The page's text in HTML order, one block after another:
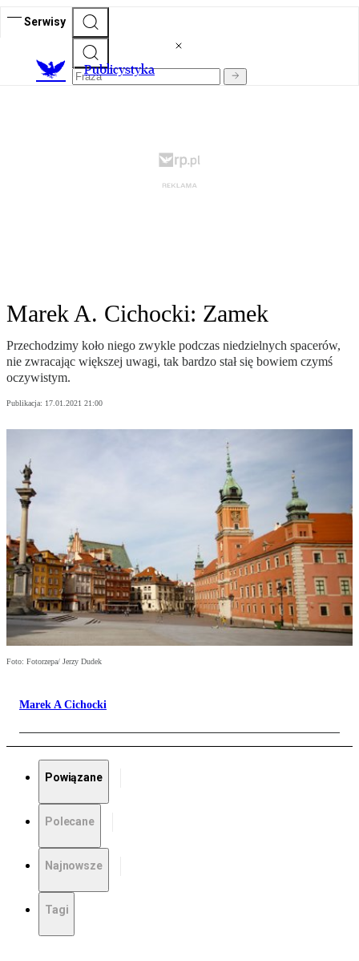
Serwisy
Publicystyka
Marek A. Cichocki: Zamek
Przechodzimy koło niego zwykle podczas niedzielnych spacerów,
nie zwracając większej uwagi, tak bardzo stał się bowiem czymś
oczywistym.
Publikacja: 17.01.2021 21:00
Foto: Fotorzepa/ Jerzy Dudek
Marek A Cichocki
Powiązane
Polecane
Najnowsze
Tagi